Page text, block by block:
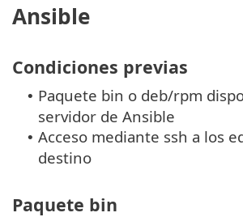
Ansible
Condiciones previas
• Paquete bin o deb/rpm
servidor de Ansible
• Acceso mediante ssh a los
destino
Paquete bin